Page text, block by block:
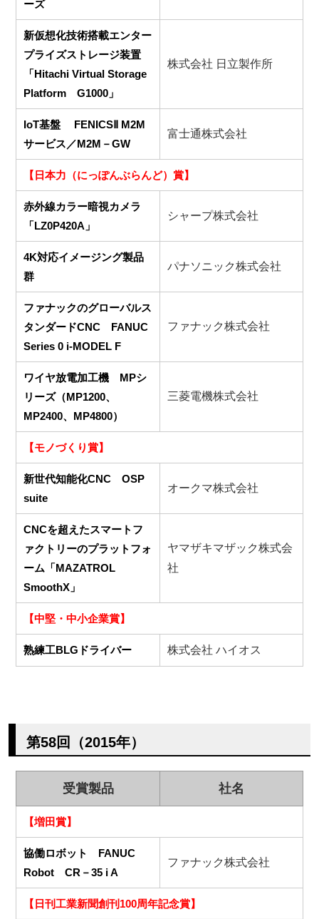
ーズ
新仮想化技術搭載エンター
プライズストレージ装置
「Hitachi Virtual Storage
Platform G1000」
株式会社 日立製作所
IoT基盤 FENICSⅡ M2M
サービス／M2M－GW
富士通株式会社
【日本力（にっぽんぶらんど）賞】
赤外線カラー暗視カメラ
「LZ0P420A」
シャープ株式会社
4K対応イメージング製品
群
パナソニック株式会社
ファナックのグローバルス
タンダードCNC FANUC
Series 0 i-MODEL F
ファナック株式会社
ワイヤ放電加工機 MPシ
リーズ（MP1200、
MP2400、MP4800）
三菱電機株式会社
【モノづくり賞】
新世代知能化CNC OSP
suite
オークマ株式会社
CNCを超えたスマートフ
ァクトリーのプラットフォ
ーム「MAZATROL
SmoothX」
ヤマザキマザック株式会
社
【中堅・中小企業賞】
熟練工BLGドライバー 株式会社 ハイオス
第58回（2015年）
受賞製品 社名
【増田賞】
協働ロボット FANUC
Robot CR－35 i A
ファナック株式会社
【日刊工業新聞創刊100周年記念賞】